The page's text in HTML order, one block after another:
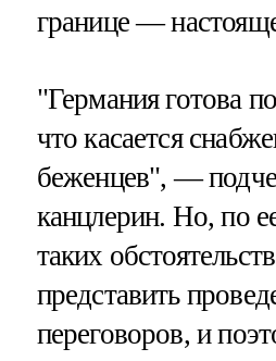
границе —
"Германия готова
что касается
беженцев", —
канцлерин. Но, по
таких
представить
переговоров, и